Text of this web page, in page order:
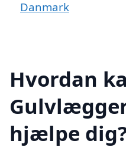
Danmark
Hvordan
hjælpe